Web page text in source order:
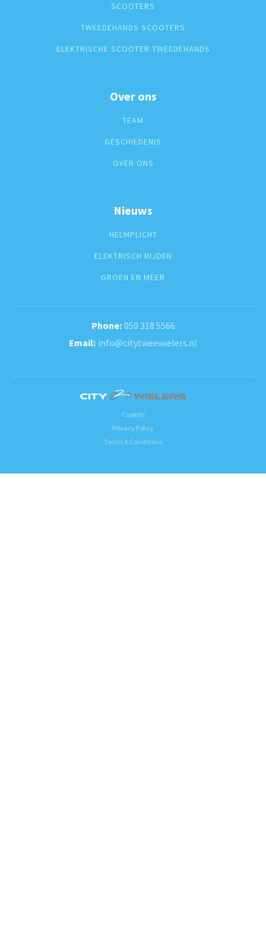
SCOOTERS
TWEEDEHANDS SCOOTERS
ELEKTRISCHE SCOOTER TWEEDEHANDS
Over ons
TEAM
GESCHIEDENIS
OVER ONS
Nieuws
HELMPLICHT
ELEKTRISCH RIJDEN
GROEN EN MEER
050 318 5566
info@citytweewielers.nl
Cookies
Privacy Policy
Terms & Conditions